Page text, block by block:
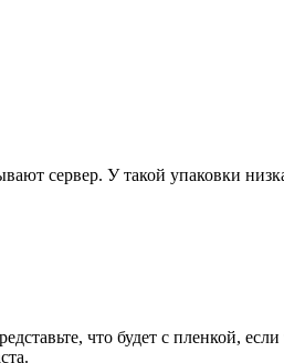
сервер. У такой упаковки
что будет с пленкой,